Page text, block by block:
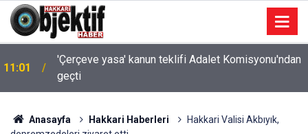
11:01
'Çerçeve yasa' kanun teklifi Adalet Komisyonu'ndan
geçti
Anasayfa Hakkari Haberleri
Hakkari Valisi Akbıyık,